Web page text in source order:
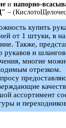
и напорно-
–
купить
от 1 штуки, в
Также,
рукавов и шлангов
многие
отрезком.
ассортимент
и